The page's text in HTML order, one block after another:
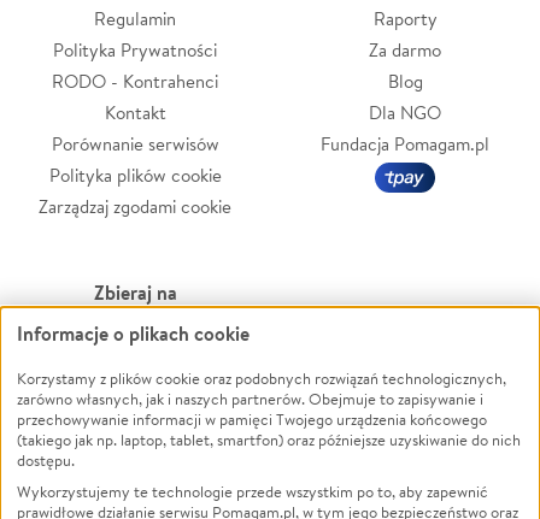
Regulamin
Polityka Prywatności
RODO - Kontrahenci
Kontakt
Porównanie serwisów
Polityka plików cookie
Zarządzaj zgodami cookie
Raporty
Za darmo
Blog
Dla NGO
Fundacja Pomagam.pl
Zbieraj na
Leczenie
Zwierzęta
Pożar
Ukraina
Pomoc Finansowa
Powódź
Wichura
NGO
Edukacja
Informacje o plikach cookie
Korzystamy z plików cookie oraz podobnych rozwiązań technologicznych,
zarówno własnych, jak i naszych partnerów. Obejmuje to zapisywanie i
przechowywanie informacji w pamięci Twojego urządzenia końcowego
(takiego jak np. laptop, tablet, smartfon) oraz późniejsze uzyskiwanie do nich
dostępu.
Wykorzystujemy te technologie przede wszystkim po to, aby zapewnić
prawidłowe działanie serwisu Pomagam.pl, w tym jego bezpieczeństwo oraz